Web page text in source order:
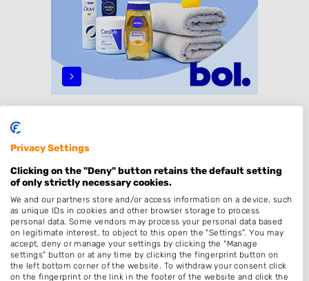
Specialisaties
Dames
Heren
Kinderkapper
Zonder Afspraak
Kleuren
Hairextensions
Epileren
Privacy Settings
Clicking on the "Deny" button retains the default setting
of only strictly necessary cookies.
We and our partners store and/or access information on a device, such
as unique IDs in cookies and other browser storage to process
personal data. Some vendors may process your personal data based
on legitimate interest, to object to this open the "Settings". You may
accept, deny or manage your settings by clicking the "Manage
settings" button or at any time by clicking the fingerprint button on
the left bottom corner of the website. To withdraw your consent click
on the fingerprint or the link in the footer of the website and click the